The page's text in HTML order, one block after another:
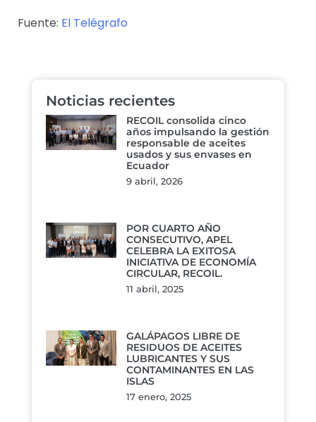
Fuente: El Telégrafo
Noticias recientes
RECOIL consolida cinco
años impulsando la gestión
responsable de aceites
usados y sus envases en
Ecuador
9 abril, 2026
POR CUARTO AÑO
CONSECUTIVO, APEL
CELEBRA LA EXITOSA
INICIATIVA DE ECONOMÍA
CIRCULAR, RECOIL.
11 abril, 2025
GALÁPAGOS LIBRE DE
RESIDUOS DE ACEITES
LUBRICANTES Y SUS
CONTAMINANTES EN LAS
ISLAS
17 enero, 2025